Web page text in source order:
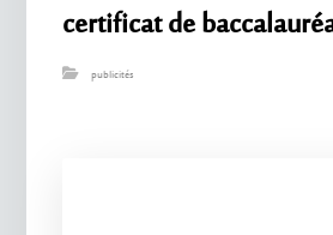
certificat de
publicités